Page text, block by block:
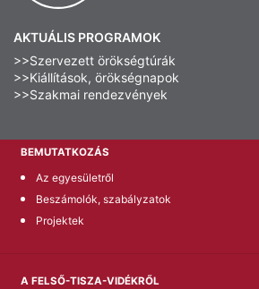
AKTUÁLIS PROGRAMOK
>>Szervezett örökségtúrák
>>Kiállítások, örökségnapok
>>Szakmai rendezvények
BEMUTATKOZÁS
Az egyesületről
Beszámolók, szabályzatok
Projektek
A FELSŐ-TISZA-VIDÉKRŐL